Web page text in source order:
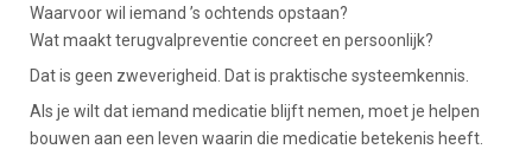
Waarvoor wil iemand ’s ochtends opstaan?
Wat maakt terugvalpreventie concreet en persoonlijk?
Dat is geen zweverigheid. Dat is praktische systeemkennis.
Als je wilt dat iemand medicatie blijft nemen, moet je helpen
bouwen aan een leven waarin die medicatie betekenis heeft.